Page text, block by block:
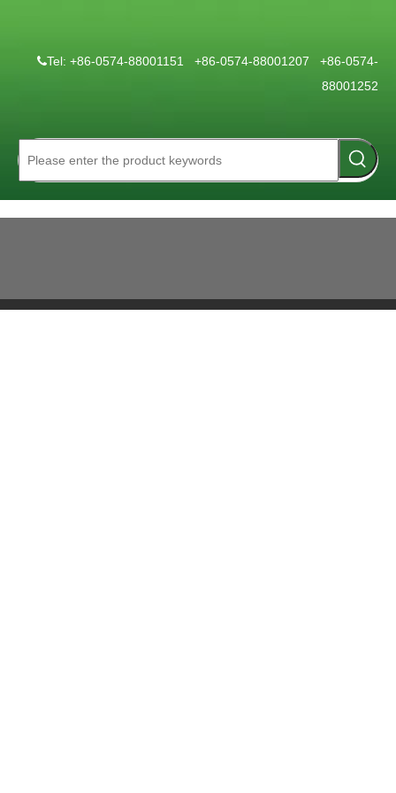
Tel: +86-0574-88001151 +86-0574-88001207 +86-0574-
88001252